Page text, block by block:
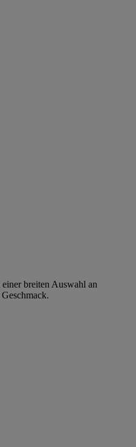
breiten Auswahl an